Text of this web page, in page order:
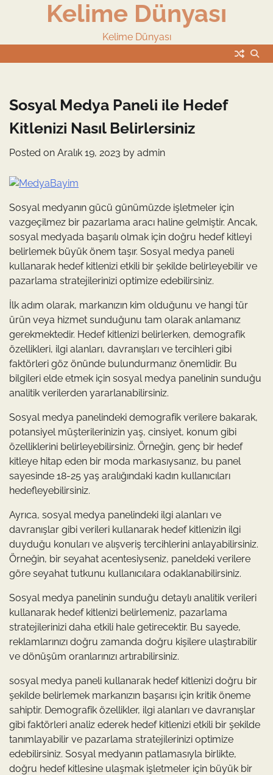
Kelime Dünyası
Kelime Dünyası
Sosyal Medya Paneli ile Hedef
Kitlenizi Nasıl Belirlersiniz
Posted on Aralık 19, 2023 by admin
Sosyal medyanın gücü günümüzde işletmeler için
vazgeçilmez bir pazarlama aracı haline gelmiştir. Ancak,
sosyal medyada başarılı olmak için doğru hedef kitleyi
belirlemek büyük önem taşır. Sosyal medya paneli
kullanarak hedef kitlenizi etkili bir şekilde belirleyebilir ve
pazarlama stratejilerinizi optimize edebilirsiniz.
İlk adım olarak, markanızın kim olduğunu ve hangi tür
ürün veya hizmet sunduğunu tam olarak anlamanız
gerekmektedir. Hedef kitlenizi belirlerken, demografik
özellikleri, ilgi alanları, davranışları ve tercihleri gibi
faktörleri göz önünde bulundurmanız önemlidir. Bu
bilgileri elde etmek için sosyal medya panelinin sunduğu
analitik verilerden yararlanabilirsiniz.
Sosyal medya panelindeki demografik verilere bakarak,
potansiyel müşterilerinizin yaş, cinsiyet, konum gibi
özelliklerini belirleyebilirsiniz. Örneğin, genç bir hedef
kitleye hitap eden bir moda markasıysanız, bu panel
sayesinde 18-25 yaş aralığındaki kadın kullanıcıları
hedefleyebilirsiniz.
Ayrıca, sosyal medya panelindeki ilgi alanları ve
davranışlar gibi verileri kullanarak hedef kitlenizin ilgi
duyduğu konuları ve alışveriş tercihlerini anlayabilirsiniz.
Örneğin, bir seyahat acentesiyseniz, paneldeki verilere
göre seyahat tutkunu kullanıcılara odaklanabilirsiniz.
Sosyal medya panelinin sunduğu detaylı analitik verileri
kullanarak hedef kitlenizi belirlemeniz, pazarlama
stratejilerinizi daha etkili hale getirecektir. Bu sayede,
reklamlarınızı doğru zamanda doğru kişilere ulaştırabilir
ve dönüşüm oranlarınızı artırabilirsiniz.
sosyal medya paneli kullanarak hedef kitlenizi doğru bir
şekilde belirlemek markanızın başarısı için kritik öneme
sahiptir. Demografik özellikler, ilgi alanları ve davranışlar
gibi faktörleri analiz ederek hedef kitlenizi etkili bir şekilde
tanımlayabilir ve pazarlama stratejilerinizi optimize
edebilirsiniz. Sosyal medyanın patlamasıyla birlikte,
doğru hedef kitlesine ulaşmak işletmeler için büyük bir